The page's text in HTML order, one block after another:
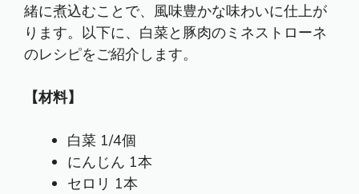
緒に煮込むことで、風味豊かな味わいに仕上が
ります。以下に、白菜と豚肉のミネストローネ
のレシピをご紹介します。
【材料】
白菜 1/4個
にんじん 1本
セロリ 1本